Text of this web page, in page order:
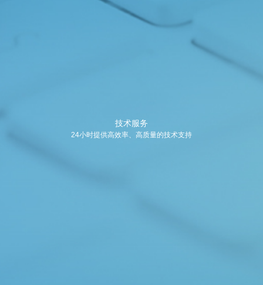
技术服务
24小时提供高效率、高质量的技术支持